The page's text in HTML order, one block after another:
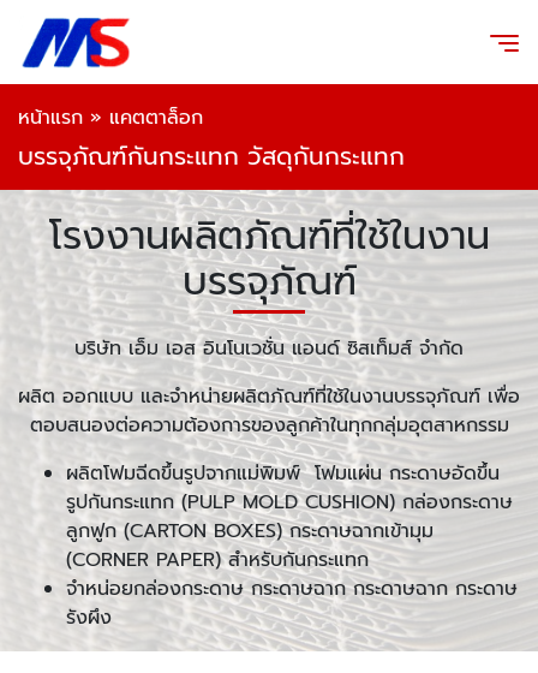
หน้าแรก » แคตตาล็อก
บรรจุภัณฑ์กันกระแทก วัสดุกันกระแทก
โรงงานผลิตภัณฑ์ที่ใช้ในงาน
บรรจุภัณฑ์
บริษัท เอ็ม เอส อินโนเวชั่น แอนด์ ซิสเท็มส์ จำกัด
ผลิต ออกแบบ และจำหน่ายผลิตภัณฑ์ที่ใช้ในงานบรรจุภัณฑ์ เพื่อ
ตอบสนองต่อความต้องการของลูกค้าในทุกกลุ่มอุตสาหกรรม
ผลิตโฟมฉีดขึ้นรูปจากแม่พิมพ์ โฟมแผ่น กระดาษอัดขึ้น
รูปกันกระแทก (PULP MOLD CUSHION) กล่องกระดาษ
ลูกฟูก (CARTON BOXES) กระดาษฉากเข้ามุม
(CORNER PAPER) สำหรับกันกระแทก
จำหน่อยกล่องกระดาษ กระดาษฉาก กระดาษฉาก กระดาษ
รังผึง